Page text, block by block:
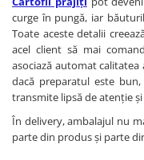
curge în pungă, iar
Toate aceste detalii
acel client să mai
asociază automat
dacă preparatul este
transmite lipsă de atenție
În delivery, ambalajul nu
parte din produs și parte